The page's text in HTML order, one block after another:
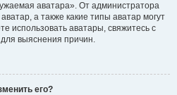
аватара». От администратора
а также какие типы аватар могут
использовать аватары, свяжитесь с
выяснения причин.
его?